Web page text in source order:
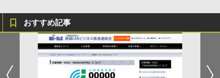
おすすめ記事